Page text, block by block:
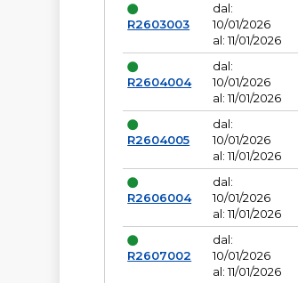
R2603003
dal:
10/01/2026
al: 11/01/2026
R2604004
dal:
10/01/2026
al: 11/01/2026
R2604005
dal:
10/01/2026
al: 11/01/2026
R2606004
dal:
10/01/2026
al: 11/01/2026
R2607002
dal:
10/01/2026
al: 11/01/2026